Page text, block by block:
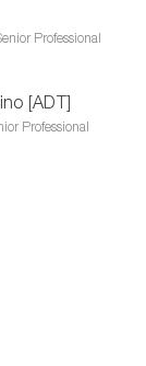
Professional
[ADT]
Professional